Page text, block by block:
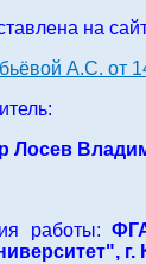
на
А.С. от
Лосев
работы:
г.